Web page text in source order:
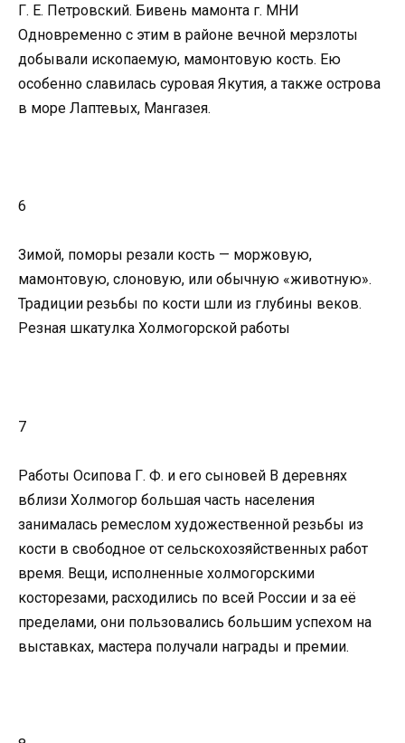
Г. Е. Петровский. Бивень мамонта г. МНИ
Одновременно с этим в районе вечной мерзлоты
добывали ископаемую, мамонтовую кость. Ею
особенно славилась суровая Якутия, а также острова
в море Лаптевых, Мангазея.
6
Зимой, поморы резали кость — моржовую,
мамонтовую, слоновую, или обычную «животную».
Традиции резьбы по кости шли из глубины веков.
Резная шкатулка Холмогорской работы
7
Работы Осипова Г. Ф. и его сыновей В деревнях
вблизи Холмогор большая часть населения
занималась ремеслом художественной резьбы из
кости в свободное от сельскохозяйственных работ
время. Вещи, исполненные холмогорскими
косторезами, расходились по всей России и за её
пределами, они пользовались большим успехом на
выставках, мастера получали награды и премии.